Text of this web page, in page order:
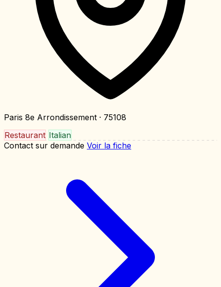
Paris 8e Arrondissement · 75108
Restaurant Italian
Contact sur demande Voir la fiche